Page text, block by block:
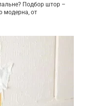
Подбор штор –
модерна, от